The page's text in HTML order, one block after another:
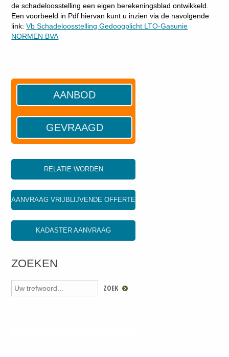
de schadeloosstelling een eigen berekeningsblad ontwikkeld.
Een voorbeeld in Pdf hiervan kunt u inzien via de navolgende
link:Vb Schadeloosstelling Gedoogplicht LTO-Gasunie
NORMEN BVA
AANBOD
GEVRAAGD
RELATIE WORDEN
AANVRAAG VRIJBLIJVENDE OFFERTE
KADASTER AANVRAAG
ZOEKEN